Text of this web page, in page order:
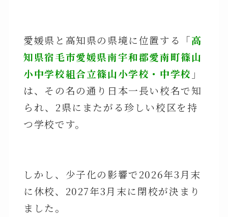
愛媛県と高知県の県境に位置する「高
知県宿毛市愛媛県南宇和郡愛南町篠山
小中学校組合立篠山小学校・中学校 」
は、その名の通り日本一長い校名で知
られ、2県にまたがる珍しい校区を持
つ学校です。
しかし、少子化の影響で2026年3月末
に休校、2027年3月末に閉校が決まり
ました。